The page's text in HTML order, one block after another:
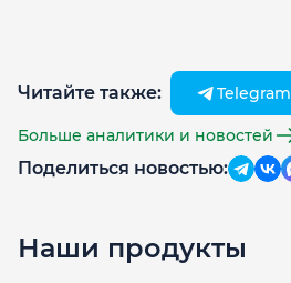
Читайте также: Telegram
Больше аналитики и новостей
Поделиться новостью:
Наши продукты